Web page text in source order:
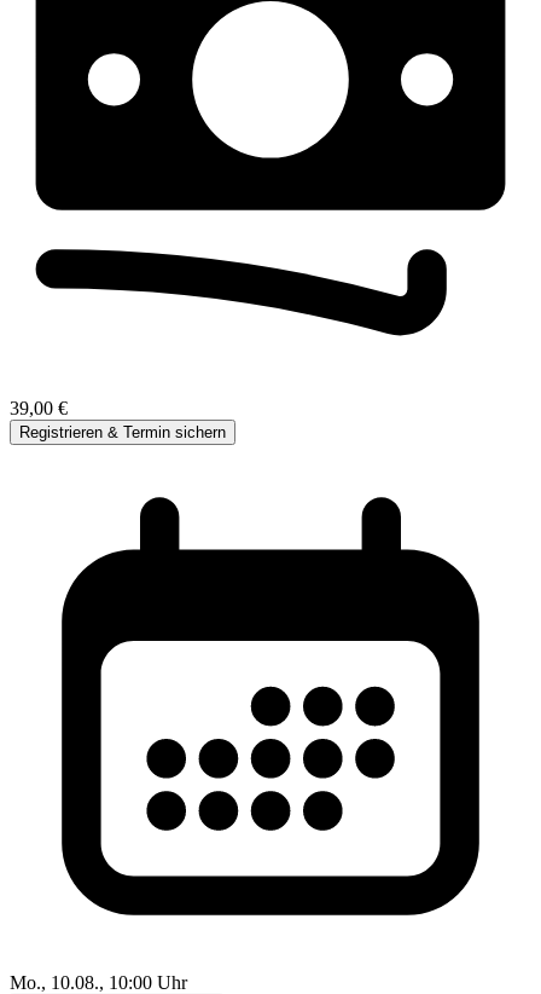
39,00 €
Registrieren & Termin sichern
Mo., 10.08., 10:00 Uhr